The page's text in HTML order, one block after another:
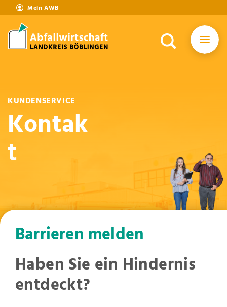
Mein AWB
KUNDENSERVICE
Kontak
t
Barrieren melden
Haben Sie ein Hindernis
entdeckt?